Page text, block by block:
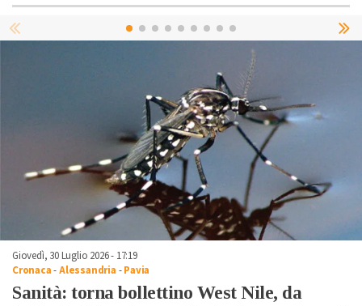
Giovedì, 30 Luglio 2026 - 17:19
Cronaca-Alessandria -Pavia
Sanità: torna bollettino West Nile, da